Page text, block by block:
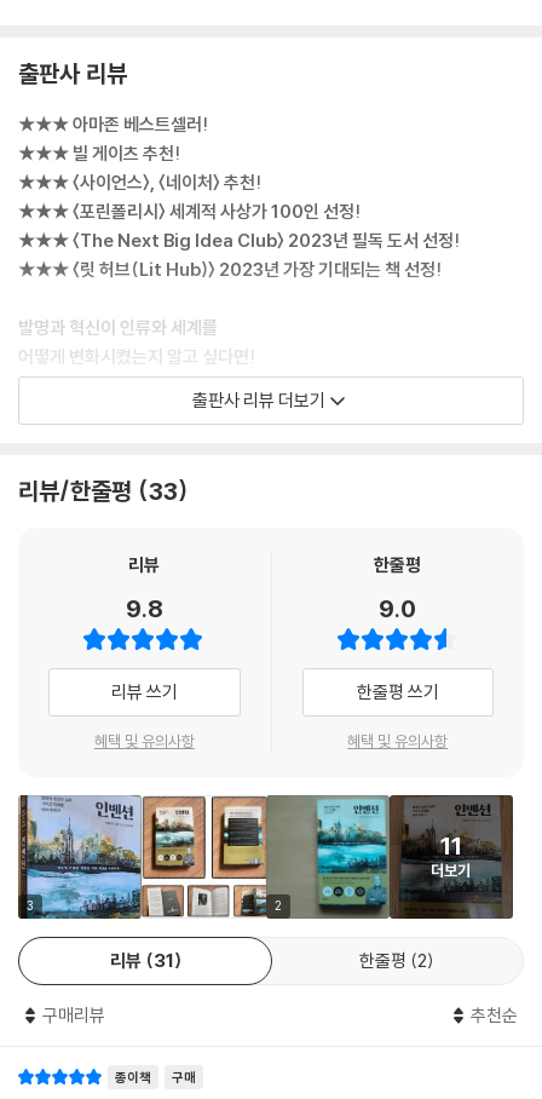
출판사 리뷰
★★★ 아마존 베스트셀러!
★★★ 빌 게이츠 추천!
★★★ 〈사이언스〉, 〈네이처〉 추천!
★★★ 〈포린폴리시〉 세계적 사상가 100인 선정!
★★★ 〈The Next Big Idea Club〉 2023년 필독 도서 선정!
★★★ 〈릿 허브(Lit Hub)〉 2023년 가장 기대되는 책 선정!
발명과 혁신이 인류와 세계를
어떻게 변화시켰는지 알고 싶다면!
세계적인 에너지, 환경 분야의 거장이자 빌 게이츠가 사랑하는 사상가 바
패로 끝난 것들을 분석하며, 인류에게 필수적인 발명에 대한 이야기를 전
의 원인과 결과를 이해하는 것이 중요하다고 강조한다. 그는 기술 역사를
얻을 수 있다고 주장한다. 『인벤션(THE INVENTION)』은 기술, 경제, 사
회학 등 다양한 분야에 관심 있는 독자들에게 유익한 자료로 다가올 것이
다. 이를 통해 독자들은 발명과 혁신의 성공과 실패, 그리고 이에 따른 사회
적 영향에 대해 더 깊이 이해할 수 있을 것이다.
발명 초기에는 환영받으며, 세계적으로 확산되었으나 결국 실패한 세 가지
발명품(유연휘발유, DDT, 프레온가스)에 대하여 다룬다. 이런 발명들은
시간이 지나 인간과 환경에 바람직하지 않거나 해로운 것으로 밝혀졌고,
결국 처음 발명된 용도로 사용되는 것이 완전히 금지되었다.
- 세계를 지배할 뻔한 발명(비행선, 핵분열, 초음속 비행기)
틈새시장에서 유망해 보였으나 생각보다 기대에 미치지 못한 발명(비행
성공하기도 했고 어느 정도 확산되기도 했지만, 얼마 지나지 않아 기대했
출판사 리뷰 더보기
리뷰/한줄평 33
리뷰
9.8
리뷰 쓰기
혜택 및 유의사항
한줄평
9.0
한줄평 쓰기
혜택 및 유의사항
3 2
11
더보기
리뷰 31 한줄평 2
구매리뷰 추천순
종이책 구매